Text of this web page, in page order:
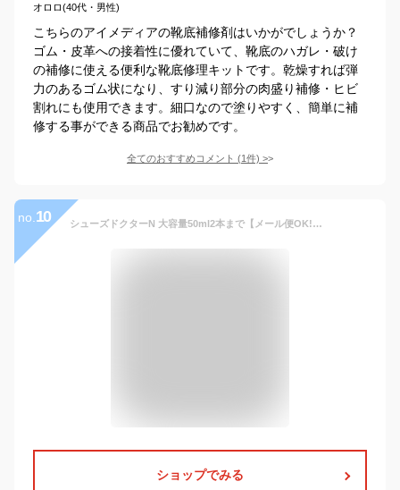
オロロ(40代・男性)
こちらのアイメディアの靴底補修剤はいかがでしょうか？
ゴム・皮革への接着性に優れていて、靴底のハガレ・破け
の補修に使える便利な靴底修理キットです。乾燥すれば弾
力のあるゴム状になり、すり減り部分の肉盛り補修・ヒビ
割れにも使用できます。細口なので塗りやすく、簡単に補
修する事ができる商品でお勧めです。
全てのおすすめコメント (1件) >
no. 10 シューズドクターN 大容量50ml2本まで【メール便OK!】 靴底の肉盛り補修材・ブラック セメダインHC-003
ショップでみる